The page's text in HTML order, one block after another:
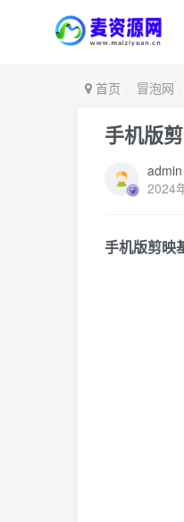
首页 冒泡网
手机版
admin
2024
手机版剪映